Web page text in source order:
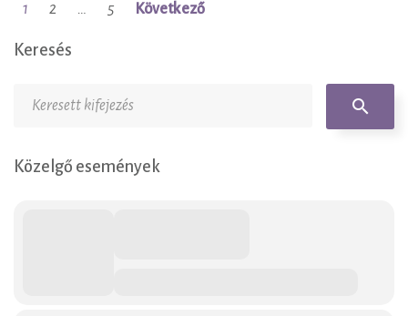
Bejegyzések
lapozása
1 2 … 5 Következő
Keresés
search
Közelgő események